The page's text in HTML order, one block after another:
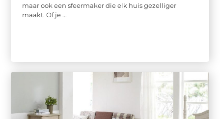
maar ook een sfeermaker die elk huis gezelliger
maakt. Of je ...